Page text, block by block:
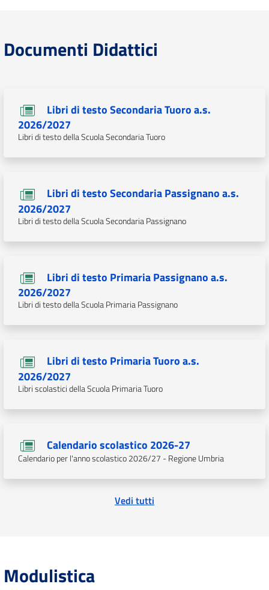
Documenti Didattici
Libri di testo Secondaria Tuoro a.s.
2026/2027
Libri di testo della Scuola Secondaria Tuoro
Libri di testo Secondaria Passignano a.s.
2026/2027
Libri di testo della Scuola Secondaria Passignano
Libri di testo Primaria Passignano a.s.
2026/2027
Libri di testo della Scuola Primaria Passignano
Libri di testo Primaria Tuoro a.s.
2026/2027
Libri scolastici della Scuola Primaria Tuoro
Calendario scolastico 2026-27
Calendario per l'anno scolastico 2026/27 - Regione Umbria
Vedi tutti
Modulistica